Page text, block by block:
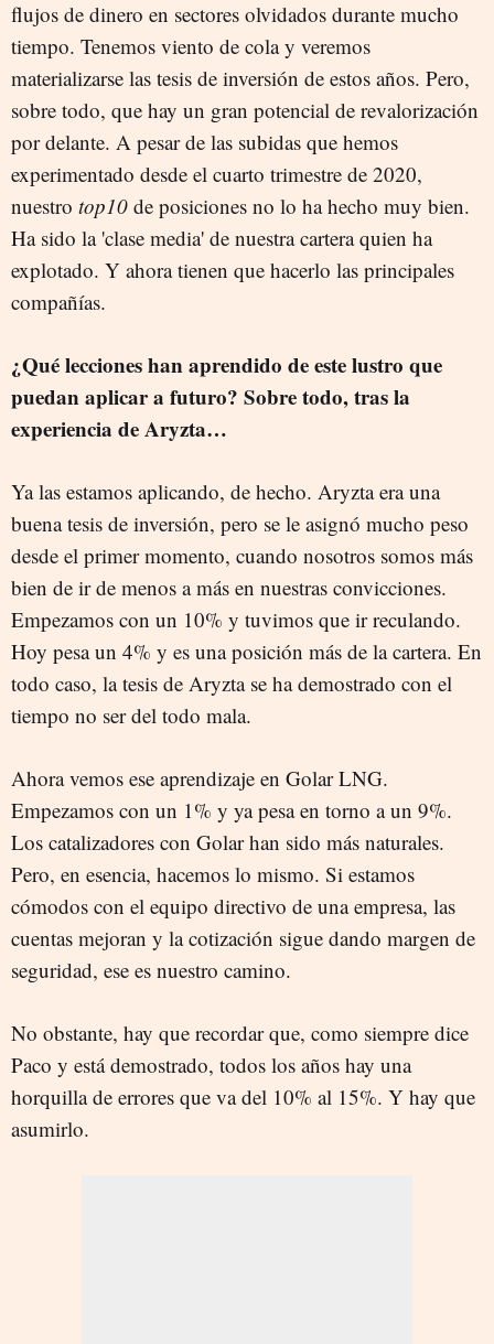
flujos de dinero en sectores olvidados durante mucho
tiempo. Tenemos viento de cola y veremos
materializarse las tesis de inversión de estos años. Pero,
sobre todo, que hay un gran potencial de revalorización
por delante. A pesar de las subidas que hemos
experimentado desde el cuarto trimestre de 2020,
nuestro top10 de posiciones no lo ha hecho muy bien.
Ha sido la 'clase media' de nuestra cartera quien ha
explotado. Y ahora tienen que hacerlo las principales
compañías.
¿Qué lecciones han aprendido de este lustro que
puedan aplicar a futuro? Sobre todo, tras la
experiencia de Aryzta…
Ya las estamos aplicando, de hecho. Aryzta era una
buena tesis de inversión, pero se le asignó mucho peso
desde el primer momento, cuando nosotros somos más
bien de ir de menos a más en nuestras convicciones.
Empezamos con un 10% y tuvimos que ir reculando.
Hoy pesa un 4% y es una posición más de la cartera. En
todo caso, la tesis de Aryzta se ha demostrado con el
tiempo no ser del todo mala.
Ahora vemos ese aprendizaje en Golar LNG.
Empezamos con un 1% y ya pesa en torno a un 9%.
Los catalizadores con Golar han sido más naturales.
Pero, en esencia, hacemos lo mismo. Si estamos
cómodos con el equipo directivo de una empresa, las
cuentas mejoran y la cotización sigue dando margen de
seguridad, ese es nuestro camino.
No obstante, hay que recordar que, como siempre dice
Paco y está demostrado, todos los años hay una
horquilla de errores que va del 10% al 15%. Y hay que
asumirlo.